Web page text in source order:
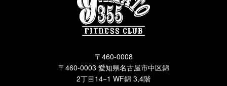
〒460-0008
〒460-0003 愛知県名古屋市中区錦
2丁目14−1 WF錦 3,4階